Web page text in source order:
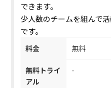
できます。
少人数のチームを組んで
です。
料金 無料
無料トライ
アル
-